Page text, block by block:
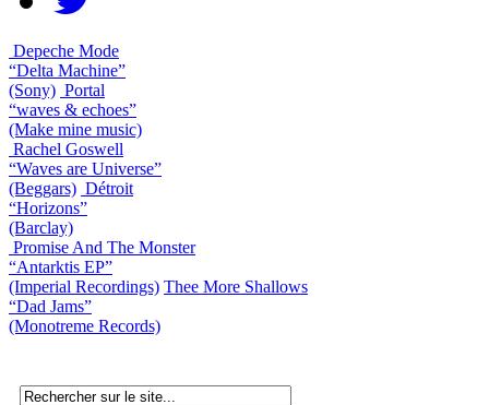
Depeche Mode
“Delta Machine”
(Sony) Portal
“waves & echoes”
(Make mine music)
Rachel Goswell
“Waves are Universe”
(Beggars) Détroit
“Horizons”
(Barclay)
Promise And The Monster
“Antarktis EP”
(Imperial Recordings) Thee More Shallows
“Dad Jams”
(Monotreme Records)